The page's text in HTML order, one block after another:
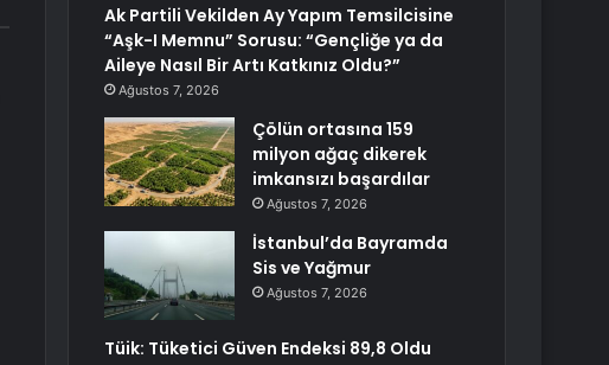
Ak Partili Vekilden Ay Yapım Temsilcisine
“Aşk-I Memnu” Sorusu: “Gençliğe ya da
Aileye Nasıl Bir Artı Katkınız Oldu?”
Ağustos 7, 2026
Çölün ortasına 159
milyon ağaç dikerek
imkansızı başardılar
Ağustos 7, 2026
İstanbul’da Bayramda
Sis ve Yağmur
Ağustos 7, 2026
Tüik: Tüketici Güven Endeksi 89,8 Oldu